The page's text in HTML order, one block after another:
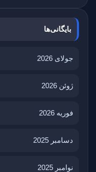
بایگانی‌ها
جولای 2026
ژوئن 2026
فوریه 2026
دسامبر 2025
نوامبر 2025